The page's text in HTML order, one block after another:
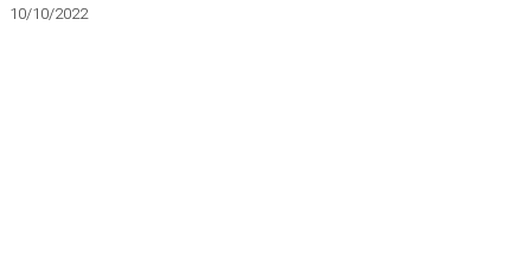
10/10/2022